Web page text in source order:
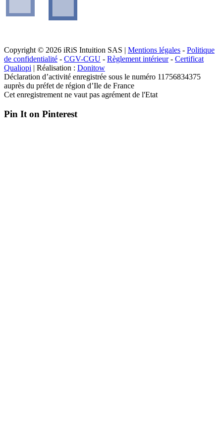
Copyright © 2026 iRiS Intuition SAS | Mentions légales - Politique
de confidentialité - CGV-CGU - Règlement intérieur- Certificat
Qualiopi | Réalisation : Donitow
Déclaration d’activité enregistrée sous le numéro 11756834375
auprès du préfet de région d’Ile de France
Cet enregistrement ne vaut pas agrément de l'Etat
Pin It on Pinterest